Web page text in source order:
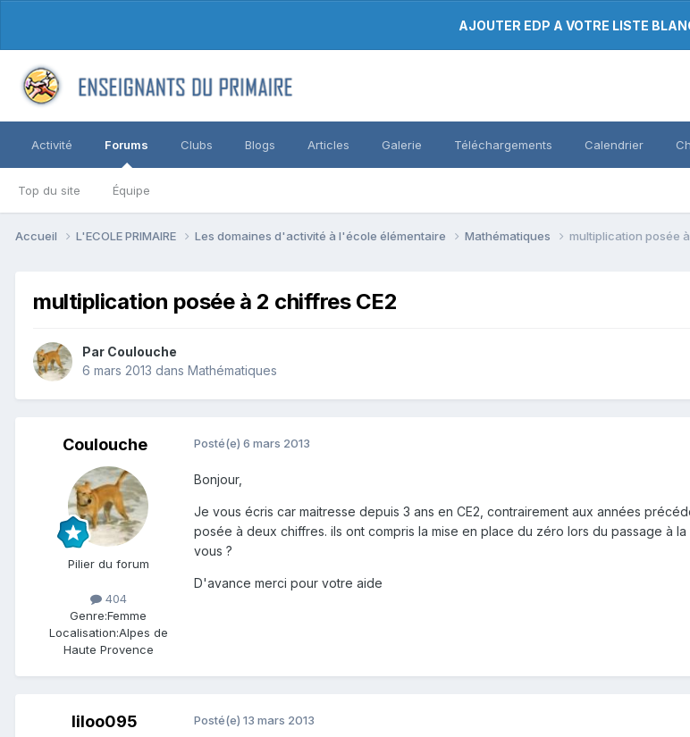
AJOUTER EDP A VOTRE LISTE
Activité Forums
Top du site Équipe
Clubs Blogs Articles Galerie Téléchargements Calendrier
Accueil L'ECOLE PRIMAIRE Les domaines d'activité à l'école élémentaire Mathématiques multiplication posée
multiplication posée à 2 chiffres CE2
Par Coulouche
6 mars 2013 dans Mathématiques
Coulouche
Pilier du forum
404
Genre:Femme
Localisation:Alpes de
Haute Provence
Posté(e) 6 mars 2013
Bonjour,
Je vous écris car maitresse depuis 3 ans en CE2, contrairement aux années
posée à deux chiffres. ils ont compris la mise en place du zéro lors du passage à
vous ?
D'avance merci pour votre aide
liloo095 Posté(e) 13 mars 2013